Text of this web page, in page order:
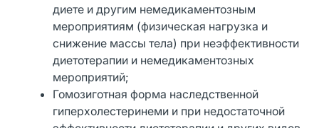
диете и другим немедикаментозным
мероприятиям (физическая нагрузка и
снижение массы тела) при неэффективности
диетотерапии и немедикаментозных
мероприятий;
Гомозиготная форма наследственной
гиперхолестеринеми и при недостаточной